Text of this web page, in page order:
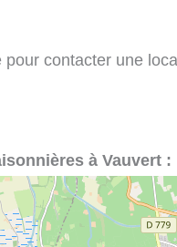
pour contacter une
à Vauvert :